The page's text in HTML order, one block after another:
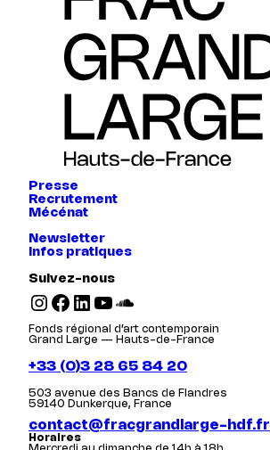
Presse
Recrutement
Mécénat
Newsletter
Infos pratiques
Suivez-nous
Instagram Facebook LinkedIn YouTube SoundCloud
Fonds régional d’art contemporain
Grand Large — Hauts-de-France
+33 (0)3 28 65 84 20
503 avenue des Bancs de Flandres
59140 Dunkerque, France
contact@fracgrandlarge-hdf.fr
Horaires